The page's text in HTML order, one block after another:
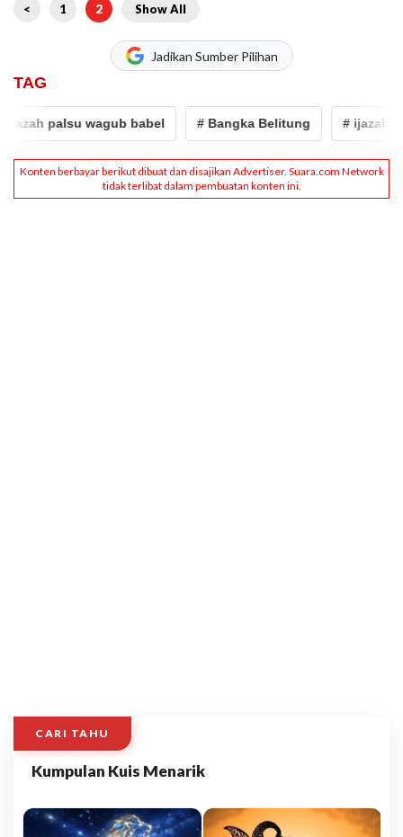
< 1 2 Show All
Jadikan Sumber Pilihan
TAG
palsu wagub babel # Bangka Belitung # ijazah palsu
CARI TAHU
Kumpulan Kuis Menarik